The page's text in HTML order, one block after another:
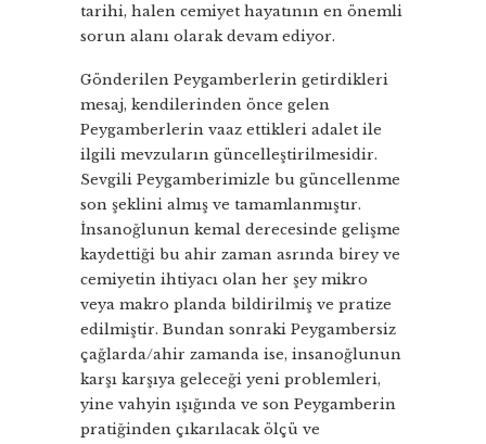
tarihi, halen cemiyet hayatının en önemli
sorun alanı olarak devam ediyor.
Gönderilen Peygamberlerin getirdikleri
mesaj, kendilerinden önce gelen
Peygamberlerin vaaz ettikleri adalet ile
ilgili mevzuların güncelleştirilmesidir.
Sevgili Peygamberimizle bu güncellenme
son şeklini almış ve tamamlanmıştır.
İnsanoğlunun kemal derecesinde gelişme
kaydettiği bu ahir zaman asrında birey ve
cemiyetin ihtiyacı olan her şey mikro
veya makro planda bildirilmiş ve pratize
edilmiştir. Bundan sonraki Peygambersiz
çağlarda/ahir zamanda ise, insanoğlunun
karşı karşıya geleceği yeni problemleri,
yine vahyin ışığında ve son Peygamberin
pratiğinden çıkarılacak ölçü ve